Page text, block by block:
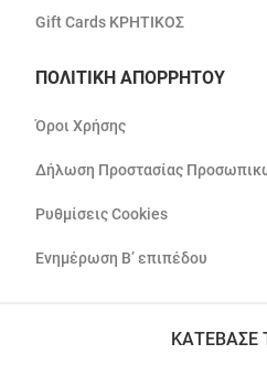
Gift Cards ΚΡΗΤΙΚΟΣ
ΠΟΛΙΤΙΚΗ ΑΠΟΡΡΗΤΟΥ
Όροι Χρήσης
Δήλωση Προστασίας
Ρυθμίσεις Cookies
Ενημέρωση Β’ επιπέδου
ΚΑΤΕΒΑΣΕ